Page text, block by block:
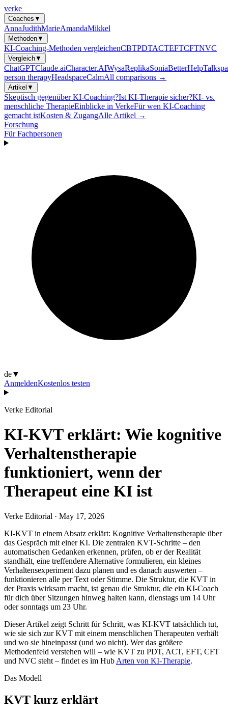
verke
Coaches ▼
AnnaJudithMarieAmandaMikkel
Methoden▼
KI-Coaching-Methoden vergleichenCBTPDTACTEFTCFTNVC
Vergleich▼
ChatGPTClaude.aiCharacter.AIWysaReplikaSoniaBetterHelp
person therapyHeadspaceCalmAll comparisons →
Artikel ▼
Skeptisch gegenüber KI-Coaching?Ist KI-Therapie sicher?KI- vs.
menschliche TherapieEinblicke in VerkeFür wen KI-Coaching
gemacht istKosten & ZugangAlle Artikel →
Forschung
Für Fachpersonen
de▼
AnmeldenKostenlos testen
Verke Editorial
KI-KVT erklärt: Wie kognitive
Verhaltenstherapie
funktioniert, wenn der
Therapeut eine KI ist
Verke Editorial · May 17, 2026
KI-KVT in einem Absatz erklärt: Kognitive Verhaltenstherapie über
das Gespräch mit einer KI. Die zentralen KVT-Schritte – den
automatischen Gedanken erkennen, prüfen, ob er der Realität
standhält, eine treffendere Alternative formulieren, ein kleines
Verhaltensexperiment dazu planen und es danach auswerten –
funktionieren alle per Text oder Stimme. Die Struktur, die KVT in
der Praxis wirksam macht, ist genau die Struktur, die ein KI-Coach
für dich über Sitzungen hinweg halten kann, dienstags um 14 Uhr
oder sonntags um 23 Uhr.
Dieser Artikel zeigt Schritt für Schritt, was KI-KVT tatsächlich tut,
wie sie sich zur KVT mit einem menschlichen Therapeuten verhält
und wo sie hineinpasst (und wo nicht). Wer das größere
Methodenfeld verstehen will – wie KVT zu PDT, ACT, EFT, CFT
und NVC steht – findet es im Hub Arten von KI-Therapie.
Das Modell
KVT kurz erklärt